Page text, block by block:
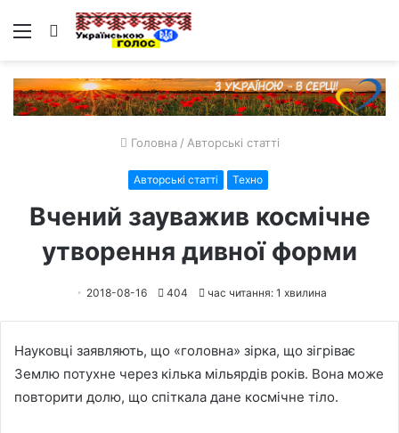
Меню Пошук
Головна / Авторські статті
Авторські статті Техно
Вчений зауважив космічне
утворення дивної форми
2018-08-16 404 час читання: 1 хвилина
Науковці заявляють, що «головна» зірка, що зігріває
Землю потухне через кілька мільярдів років. Вона може
повторити долю, що спіткала дане космічне тіло.